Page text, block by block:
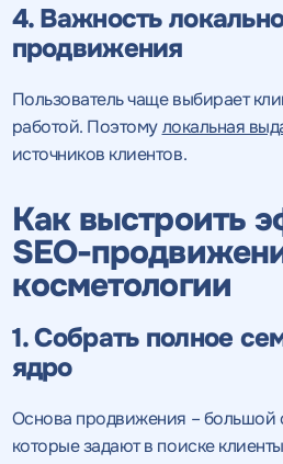
4. Важность
продвижения
Пользователь чаще выбирает
работой. Поэтомулокальная
источников клиентов.
Как выстроить
SEO-
косметологии
1. Собрать полное
ядро
Основа продвижения – большой
которые задают в поиске